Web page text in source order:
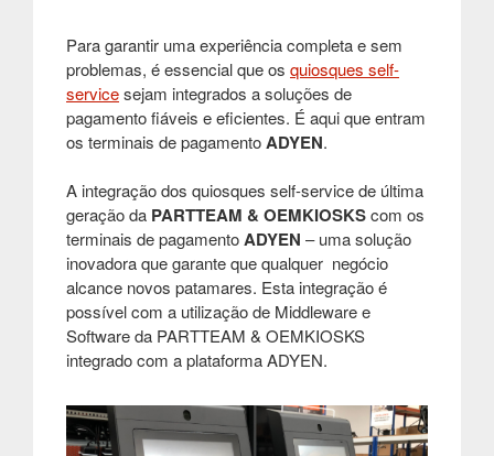
Para garantir uma experiência completa e sem
problemas, é essencial que os quiosques self-
servicesejam integrados a soluções de
pagamento fiáveis e eficientes. É aqui que entram
os terminais de pagamentoADYEN.
A integração dos quiosques self-service de última
geração da PARTTEAM & OEMKIOSKScom os
terminais de pagamentoADYEN – uma solução
inovadora que garante que qualquer negócio
alcance novos patamares. Esta integração é
possível com a utilização de Middleware e
Software da PARTTEAM & OEMKIOSKS
integrado com a plataforma ADYEN.